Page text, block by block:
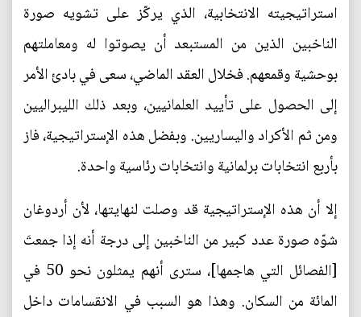
استراتيجيته الانتخابية، الذي يركّز على تشويه صورة
الناخبين الذين من المستبعد أن يصوتوا له ومعاملتهم
بوحشية وقمعهم. فخلال العقد الماضي، سعى في بادئ الأمر
إلى الحصول على تأييد العلمانيين، وبعد ذلك الليبراليين
ومن ثم الأكراد واليساريين. وبفضل هذه الإستراتيجية، فاز
بأربع انتخابات برلمانية وانتخابات رئاسية واحدة.
إلا أن هذه الإستراتيجية قد وصلت لنهايتها، لأن أردوغان
شوّه صورة عدد كبير من الناخبين إلى درجة أنه إذا جمعتَ
[الفصائل التي هاجمها]، سترى أنهم يمثلون نحو 50 في
المائة من السكان. وهذا هو السبب في الانقسامات داخل